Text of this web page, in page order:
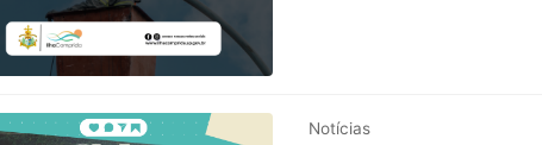
Notícias